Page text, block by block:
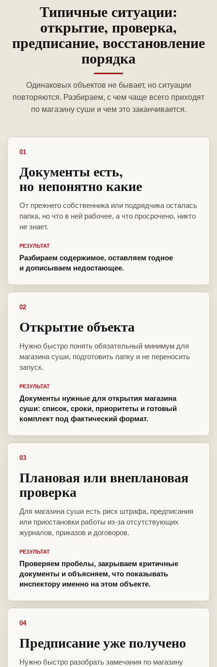
Типичные ситуации:
открытие, проверка,
предписание, восстановление
порядка
Одинаковых объектов не бывает, но ситуации
повторяются. Разбираем, с чем чаще всего приходят
по магазину суши и чем это заканчивается.
01
Документы есть,
но непонятно какие
От прежнего собственника или подрядчика осталась
папка, но что в ней рабочее, а что просрочено, никто
не знает.
РЕЗУЛЬТАТ
Разбираем содержимое, оставляем годное
и дописываем недостающее.
02
Открытие объекта
Нужно быстро понять обязательный минимум для
магазина суши, подготовить папку и не переносить
запуск.
РЕЗУЛЬТАТ
Документы нужные для открытия магазина
суши: список, сроки, приоритеты и готовый
комплект под фактический формат.
03
Плановая или внеплановая
проверка
Для магазина суши есть риск штрафа, предписания
или приостановки работы из-за отсутствующих
журналов, приказов и договоров.
РЕЗУЛЬТАТ
Проверяем пробелы, закрываем критичные
документы и объясняем, что показывать
инспектору именно на этом объекте.
04
Предписание уже получено
Нужно быстро разобрать замечания по магазину